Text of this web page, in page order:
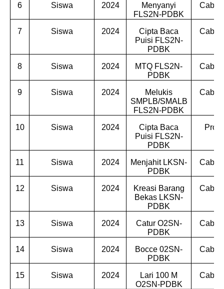
6 Siswa 2024
Menyanyi
FLS2N-PDBK
7 Siswa 2024
Cipta Baca
Puisi FLS2N-
PDBK
8 Siswa 2024
MTQ FLS2N-
PDBK
9 Siswa 2024
Melukis
SMPLB/SMALB
FLS2N-PDBK
10 Siswa 2024
Cipta Baca
Puisi FLS2N-
PDBK
11 Siswa 2024
Menjahit LKSN-
PDBK
12 Siswa 2024
Kreasi Barang
Bekas LKSN-
PDBK
13 Siswa 2024
Catur O2SN-
PDBK
14 Siswa 2024
Bocce 02SN-
PDBK
15 Siswa 2024
Lari 100 M
O2SN-PDBK